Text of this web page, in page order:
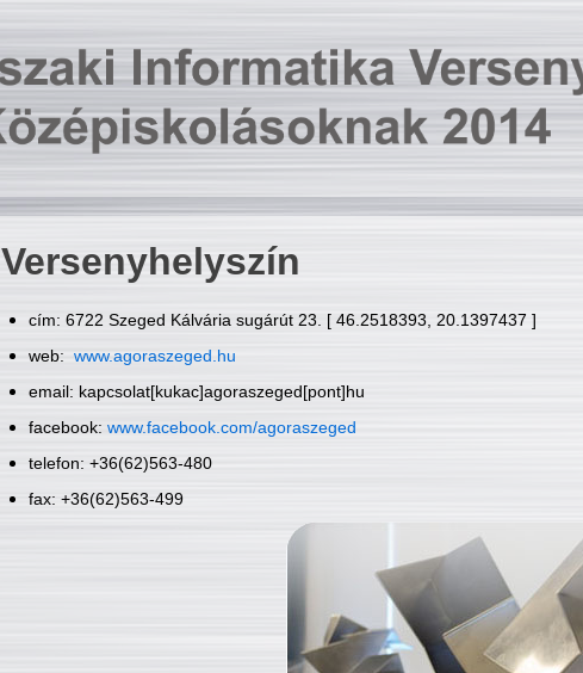
Versenyhelyszín
cím: 6722 Szeged Kálvária sugárút 23. [ 46.2518393, 20.1397437 ]
web: www.agoraszeged.hu
email: kapcsolat[kukac]agoraszeged[pont]hu
facebook: www.facebook.com/agoraszeged
telefon: +36(62)563-480
fax: +36(62)563-499